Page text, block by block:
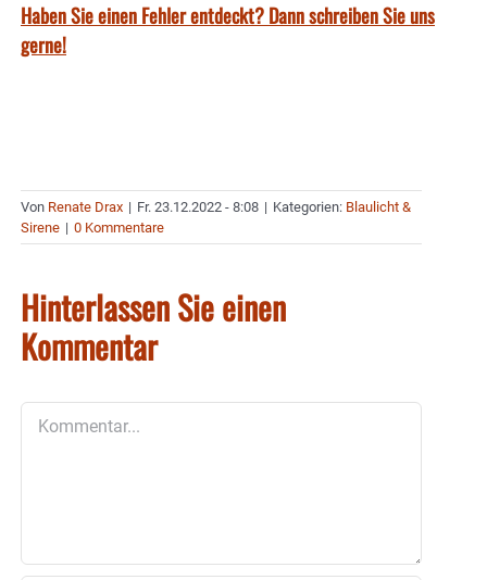
Haben Sie einen Fehler entdeckt? Dann schreiben Sie uns
gerne!
Von Renate Drax | Fr. 23.12.2022 - 8:08 | Kategorien: Blaulicht &
Sirene | 0 Kommentare
Hinterlassen Sie einen
Kommentar